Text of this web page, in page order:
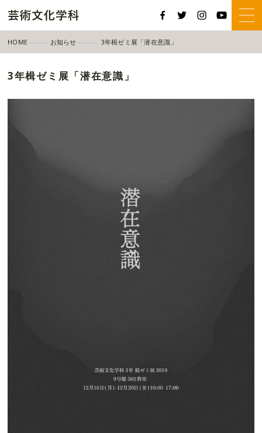
HOME お知らせ 3年楫ゼミ展「潜在意識」
3年楫ゼミ展「潜在意識」